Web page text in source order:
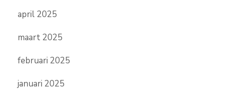
april 2025
maart 2025
februari 2025
januari 2025